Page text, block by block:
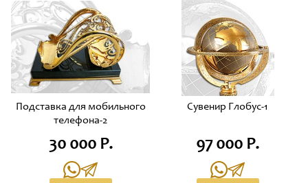
Подставка для мобильного
телефона-2
30 000 Р.
Сувенир Глобус-1
97 000 Р.